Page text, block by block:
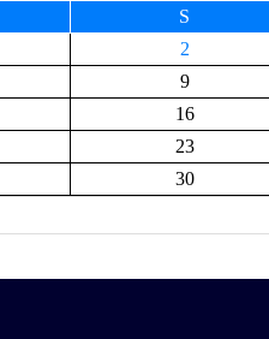
S
2
9
16
23
30